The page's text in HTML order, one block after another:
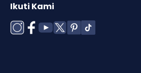
Ikuti Kami